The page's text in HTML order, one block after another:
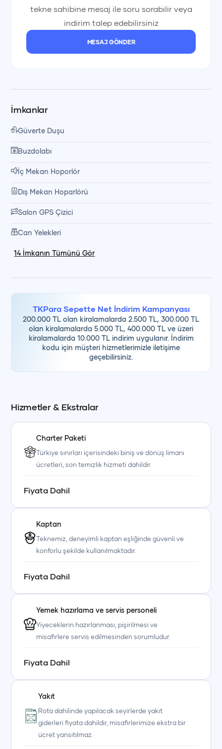
Yemek ve servis personeli
Yakıt
Günübirlik turlarımız, denizde geçirilen keyifli bir gün, leziz
anılar ekler.
tekne sahibine mesaj ile soru sorabilir veya
indirim talep edebilirsiniz
MESAJ GÖNDER
İmkanlar
Güverte Duşu
Buzdolabı
İç Mekan Hoporlör
Dış Mekan Hoparlörü
Salon GPS Çizici
Can Yelekleri
14 İmkanın Tümünü Gör
TKPara Sepette Net İndirim Kampanyası
200.000 TL olan kiralamalarda 2.500 TL, 300.000 TL
olan kiralamalarda 5.000 TL, 400.000 TL ve üzeri
kiralamalarda 10.000 TL indirim uygulanır. İndirim
kodu için müşteri hizmetlerimizle iletişime
geçebilirsiniz.
Hizmetler & Ekstralar
Charter Paketi
Türkiye sınırları içerisindeki biniş ve dönüş limanı
ücretleri, son temizlik hizmeti dahildir.
Fiyata Dahil
Kaptan
Teknemiz, deneyimli kaptan eşliğinde güvenli ve
konforlu şekilde kullanılmaktadır.
Fiyata Dahil
Yemek hazırlama ve servis personeli
Yiyeceklerin hazırlanması, pişirilmesi ve
misafirlere servis edilmesinden sorumludur.
Fiyata Dahil
Yakıt
Rota dahilinde yapılacak seyirlerde yakıt
giderleri fiyata dahildir, misafirlerimize ekstra bir
ücret yansıtılmaz.